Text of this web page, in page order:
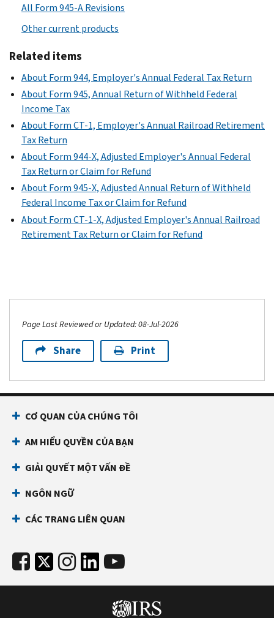
All Form 945-A Revisions
Other current products
Related items
About Form 944, Employer's Annual Federal Tax Return
About Form 945, Annual Return of Withheld Federal
Income Tax
About Form CT-1, Employer's Annual Railroad Retirement
Tax Return
About Form 944-X, Adjusted Employer's Annual Federal
Tax Return or Claim for Refund
About Form 945-X, Adjusted Annual Return of Withheld
Federal Income Tax or Claim for Refund
About Form CT-1-X, Adjusted Employer's Annual Railroad
Retirement Tax Return or Claim for Refund
Page Last Reviewed or Updated: 08-Jul-2026
Share Print
CƠ QUAN CỦA CHÚNG TÔI
AM HIỂU QUYỀN CỦA BẠN
GIẢI QUYẾT MỘT VẤN ĐỀ
NGÔN NGỮ
CÁC TRANG LIÊN QUAN